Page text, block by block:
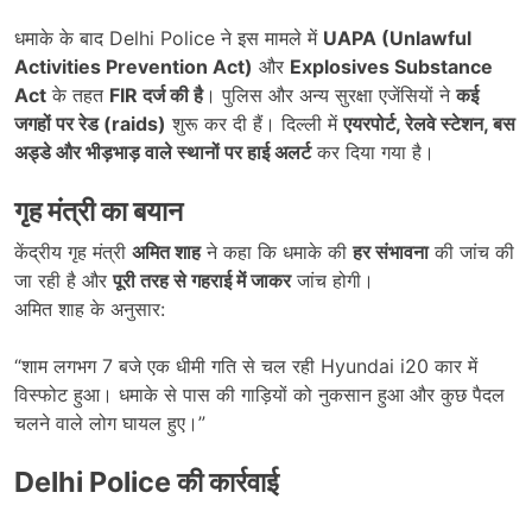
धमाके के बाद Delhi Police ने इस मामले में UAPA (Unlawful
Activities Prevention Act) और Explosives Substance
Act के तहत FIRदर्ज की है। पुलिस और अन्य सुरक्षा एजेंसियों नेकई
जगहों पर रेड (raids) शुरू कर दी हैं। दिल्ली मेंएयरपोर्ट,रेलवे स्टेशन,बस
अड्डे और भीड़भाड़ वाले स्थानों पर हाई अलर्टकर दिया गया है।
गृह मंत्री का बयान
केंद्रीय गृह मंत्री अमित शाहने कहा कि धमाके कीहर संभावनाकी जांच की
जा रही है औरपूरी तरह से गहराई में जाकरजांच होगी।
अमित शाह के अनुसार:
“शाम लगभग 7 बजे एक धीमी गति से चल रही Hyundai i20 कार में
विस्फोट हुआ। धमाके से पास की गाड़ियों को नुकसान हुआ और कुछ पैदल
चलने वाले लोग घायल हुए।”
Delhi Policeकी कार्रवाई